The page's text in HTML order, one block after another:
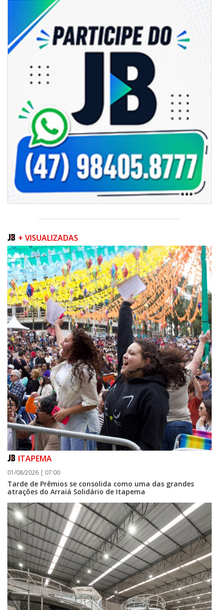
05/08/2026 | 07:00
Sorveteria do Norte de SC expande e abre primeira unidade em
Florianópolis
GERAL
05/08/2026 | 07:00
Queda na geração europeia ocorre enquanto inteligência artificial, data
centers e carros elétricos elevam a demanda e colocam o
armazenamento no centro do debate energético
NAVEGANTES
05/08/2026 | 07:00
Curta-metragem navegantino estreia no Cineteatro Carecão com debate
sobre direitos da mulher
+ VISUALIZADAS
ITAPEMA
01/08/2026 | 07:00
Tarde de Prêmios se consolida como uma das grandes
atrações do Arraiá Solidário de Itapema